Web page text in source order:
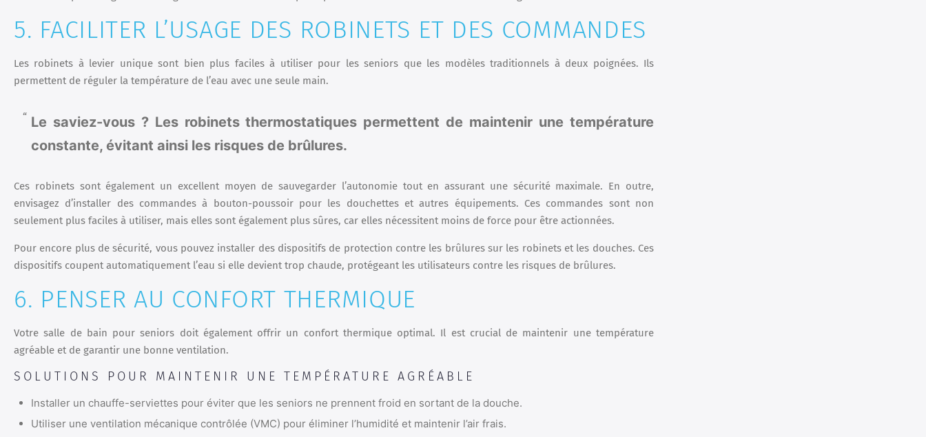
5. FACILITER L’USAGE DES ROBINETS ET DES COMMANDES
Les robinets à levier unique sont bien plus faciles à utiliser pour les seniors que les modèles traditionnels à deux poignées. Ils
permettent de réguler la température de l’eau avec une seule main.
Le saviez-vous ? Les robinets thermostatiques permettent de maintenir une température
constante, évitant ainsi les risques de brûlures.
Ces robinets sont également un excellent moyen de sauvegarder l’autonomie tout en assurant une sécurité maximale. En outre,
envisagez d’installer des commandes à bouton-poussoir pour les douchettes et autres équipements. Ces commandes sont non
seulement plus faciles à utiliser, mais elles sont également plus sûres, car elles nécessitent moins de force pour être actionnées.
Pour encore plus de sécurité, vous pouvez installer des dispositifs de protection contre les brûlures sur les robinets et les douches. Ces
dispositifs coupent automatiquement l’eau si elle devient trop chaude, protégeant les utilisateurs contre les risques de brûlures.
6. PENSER AU CONFORT THERMIQUE
Votre salle de bain pour seniors doit également offrir un confort thermique optimal. Il est crucial de maintenir une température
agréable et de garantir une bonne ventilation.
SOLUTIONS POUR MAINTENIR UNE TEMPÉRATURE AGRÉABLE
Installer un chauffe-serviettes pour éviter que les seniors ne prennent froid en sortant de la douche.
Utiliser une ventilation mécanique contrôlée (VMC) pour éliminer l’humidité et maintenir l’air frais.